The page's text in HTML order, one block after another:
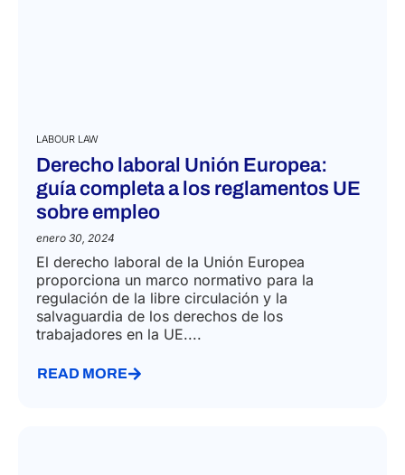
LABOUR LAW
Derecho laboral Unión Europea:
guía completa a los reglamentos UE
sobre empleo
enero 30, 2024
El derecho laboral de la Unión Europea
proporciona un marco normativo para la
regulación de la libre circulación y la
salvaguardia de los derechos de los
trabajadores en la UE....
READ MORE